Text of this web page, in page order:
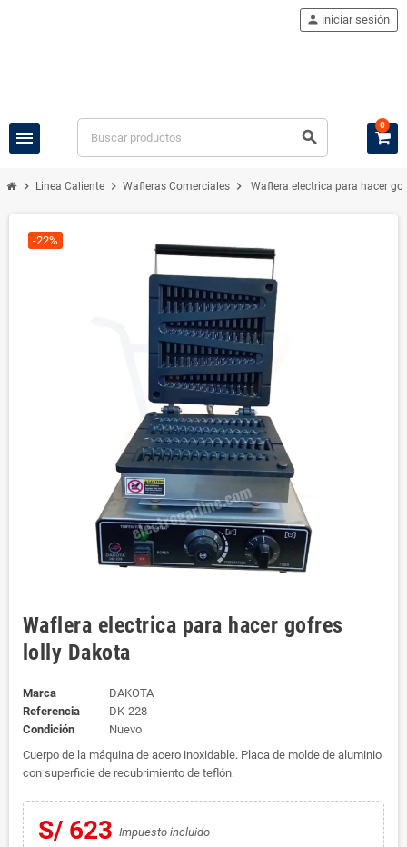
menu search
person iniciar sesión
0
chevron_right Linea Caliente chevron_right Wafleras Comerciales chevron_right Waflera electrica para hacer
-22%
Waflera electrica para hacer gofres
lolly Dakota
Marca
DAKOTA
Referencia
DK-228
Condición
Nuevo
Cuerpo de la máquina de acero inoxidable. Placa de molde de aluminio
con superficie de recubrimiento de teflón.
S/ 623 Impuesto incluido